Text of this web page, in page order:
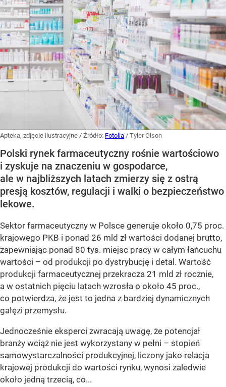
Apteka, zdjęcie ilustracyjne / Źródło: Fotolia / Tyler Olson
Polski rynek farmaceutyczny rośnie wartościowo
i zyskuje na znaczeniu w gospodarce,
ale w najbliższych latach zmierzy się z ostrą
presją kosztów, regulacji i walki o bezpieczeństwo
lekowe.
Sektor farmaceutyczny w Polsce generuje około 0,75 proc.
krajowego PKB i ponad 26 mld zł wartości dodanej brutto,
zapewniając ponad 80 tys. miejsc pracy w całym łańcuchu
wartości – od produkcji po dystrybucję i detal. Wartość
produkcji farmaceutycznej przekracza 21 mld zł rocznie,
a w ostatnich pięciu latach wzrosła o około 45 proc.,
co potwierdza, że jest to jedna z bardziej dynamicznych
gałęzi przemysłu.
Jednocześnie eksperci zwracają uwagę, że potencjał
branży wciąż nie jest wykorzystany w pełni – stopień
samowystarczalności produkcyjnej, liczony jako relacja
krajowej produkcji do wartości rynku, wynosi zaledwie
około jedną trzecią, co...